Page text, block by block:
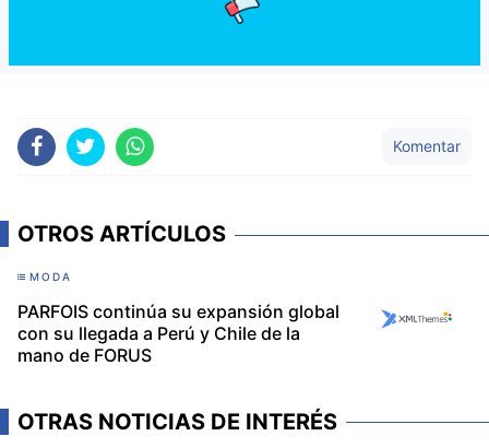
Komentar
OTROS ARTÍCULOS
MODA
PARFOIS continúa su expansión global
con su llegada a Perú y Chile de la
mano de FORUS
OTRAS NOTICIAS DE INTERÉS